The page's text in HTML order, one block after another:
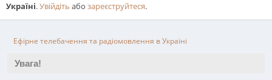
Україні.Увійдіть або зареєструйтеся.
Ефірне телебачення та радіомовлення в Україні
Увага!